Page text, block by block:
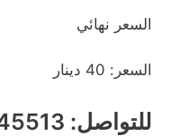
السعر نهائي
السعر: 40 دينار
للتواصل: 99245513